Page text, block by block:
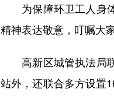
为保障环卫工人身体
精神表达敬意，叮嘱大
高新区城管执法局联
站外，还联合多方设置